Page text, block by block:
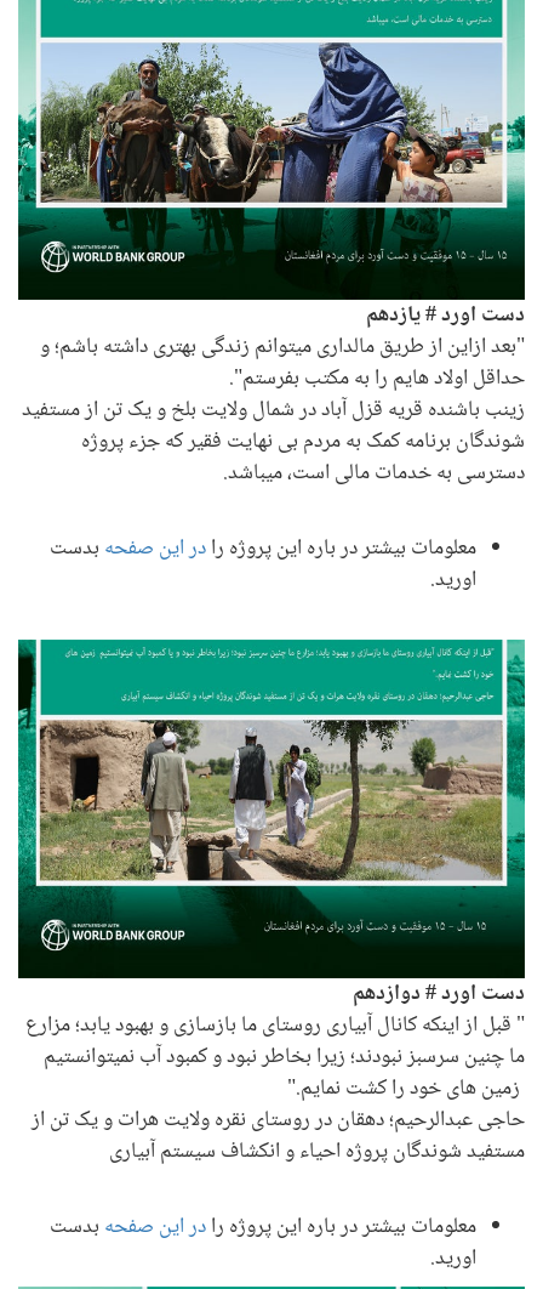
دست اورد # یازدهم
"بعد ازاین از طریق مالداری میتوانم زندگی بهتری داشته باشم؛ و
حداقل اولاد هایم را به مکتب بفرستم".
زینب باشنده قریه قزل آباد در شمال ولایت بلخ و یک تن از مستفید
شوندگان برنامه کمک به مردم بی نهایت فقیر که جزء پروژه
دسترسی به خدمات مالی است، میباشد.
معلومات بیشتر در باره این پروژه رادر این صفحه بدست
اورید.
دست اورد # دوازدهم
" قبل از اینکه کانال آبیاری روستای ما بازسازی و بهبود یابد؛ مزارع
ما چنین سرسبز نبودند؛ زیرا بخاطر نبود و کمبود آب نمیتوانستیم
زمین های خود را کشت نمایم."
حاجی عبدالرحیم؛ دهقان در روستای نقره ولایت هرات و یک تن از
مستفید شوندگان پروژه احیاء و انکشاف سیستم آبیاری
معلومات بیشتر در باره این پروژه رادر این صفحه بدست
اورید.